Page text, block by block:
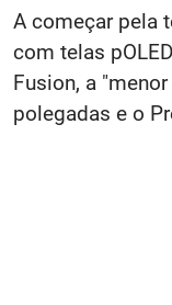
A começar pela
com telas
Fusion, a
polegadas e o